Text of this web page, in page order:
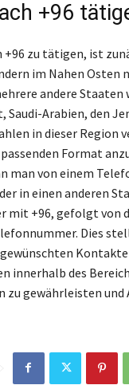
+96
+96 zu tätigen, ist
im Nahen
andere Staaten
Saudi-Arabien, den
in dieser Region
Format
man von einem
in einen anderen
mit +96, gefolgt von
Dies
innerhalb des
zu gewährleisten